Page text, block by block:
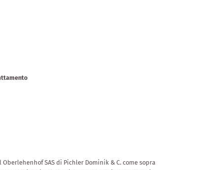
SAS di Pichler Dominik & C. come sopra